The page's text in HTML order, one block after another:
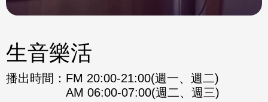
生音樂活
播出時間： FM 20:00-21:00(週一、週二)
AM 06:00-07:00(週二、週三)